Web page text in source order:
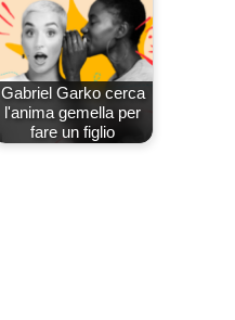
Gabriel Garko cerca
l'anima gemella per
fare un figlio